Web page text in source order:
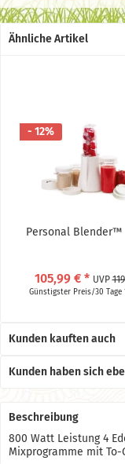
Ähnliche Artikel
- 12%
Personal Blender™
105,99 € * UVP
Günstigster Preis/30 Tage
Kunden kauften auch
Kunden haben sich
Beschreibung
800 Watt Leistung 4
Mixprogramme mit To-